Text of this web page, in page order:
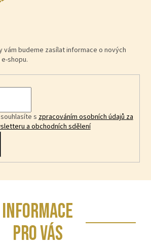
vám budeme zasílat informace o nových
shopu.
s zpracováním osobních údajů za
a obchodních sdělení
INFORMACE
PRO VÁS